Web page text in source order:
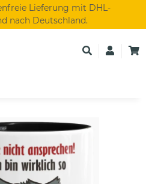
Lieferung mit DHL-
nach Deutschland.